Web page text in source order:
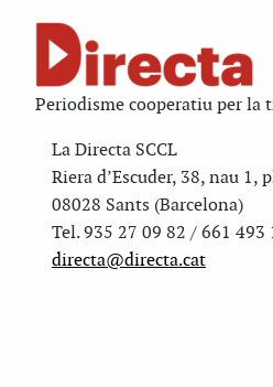
Periodisme cooperatiu per la
La Directa SCCL
Riera d’Escuder, 38, nau 1,
08028 Sants (Barcelona)
Tel. 935 27 09 82 / 661 493
directa@directa.cat